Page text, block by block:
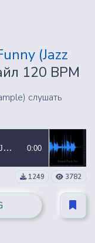
(Jazz
120 BPM
слушать
Джазовый Brass сэмпл: Funny (Jazz Sample) 0:00
1249 3782